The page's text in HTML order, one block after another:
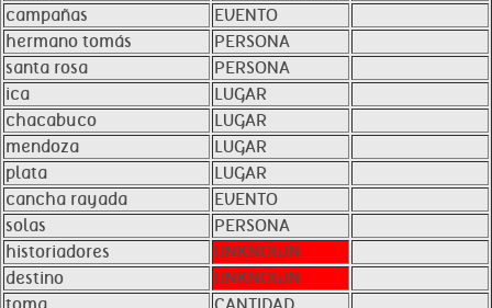
campañas
EVENTO
hermano tomás
PERSONA
santa rosa
PERSONA
ica
LUGAR
chacabuco
LUGAR
mendoza
LUGAR
plata
LUGAR
cancha rayada
EVENTO
solas
PERSONA
historiadores
UNKNOWN
destino
UNKNOWN